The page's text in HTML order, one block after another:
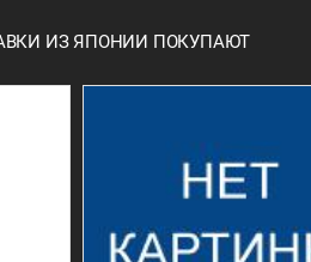
ИЗ ЯПОНИИ ПОКУПАЮТ